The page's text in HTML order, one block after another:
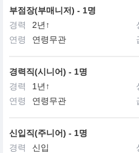
부점장(부매니저) - 1명
경력
2년↑
연령
연령무관
경력직(시니어) - 1명
경력
1년↑
연령
연령무관
신입직(주니어) - 1명
경력
신입